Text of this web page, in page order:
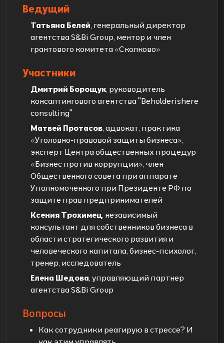
Ведущий
Татьяна Белей, генеральный директор
агентства S&Bi Group, ментор и член
грантового комитета «Сколково»
Участники
Дмитрий Борощук, руководитель
консалтингового агентства "Beholderishere
consulting"
Матвей Протасов, адвокат, практика
«Уголовно-правовой защиты бизнеса»,
эксперт Центра общественных процедур
«Бизнес против коррупции», член
Общественного совета при аппарате
Уполномоченного при Президенте РФ по
защите прав предпринимателей
Ксения Трохимец, независимый
консультант для собственников бизнеса в
области стратегического развития и
человеческого капитала, бизнес-психолог,
тренер, исследователь
Елена Шедова, управляющий партнер
агентства S&Bi Group
Вопросы
Как сотрудники реагирую в стрессе? И